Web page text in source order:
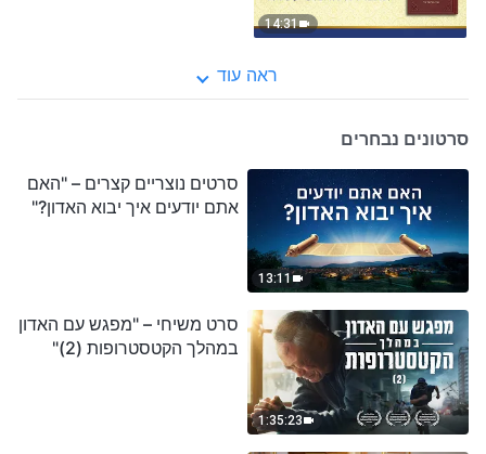
14:31
ראה עוד
סרטונים נבחרים
13:11
סרטים נוצריים קצרים – "האם
אתם יודעים איך יבוא האדון?"
1:35:23
סרט משיחי – "מפגש עם האדון
במהלך הקטסטרופות (2)"